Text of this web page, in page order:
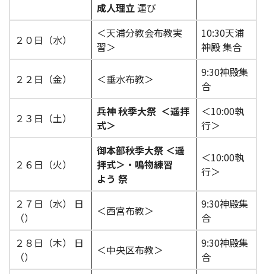
成人理立運び
２０日（水）
＜天浦分教会布教実
習＞
10:30天浦
神殿 集合
２２日（金） ＜垂水布教＞
9:30神殿集
合
２３日（土） 兵神 秋季大祭 ＜遥拝
式＞
＜10:00執
行＞
２６日（火）
御本部秋季大祭 ＜遥
拝式＞・鳴物練習
よう 祭
＜10:00執
行＞
２７日（水） 日
（）
＜西宮布教＞
9:30神殿集
合
２８日（木） 日
（）
＜中央区布教＞
9:30神殿集
合